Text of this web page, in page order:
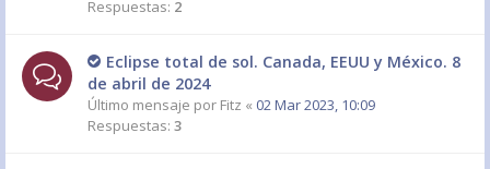
Respuestas: 2
Eclipse total de sol. Canada, EEUU y México. 8
de abril de 2024
Último mensaje por Fitz « 02 Mar 2023, 10:09
Respuestas: 3